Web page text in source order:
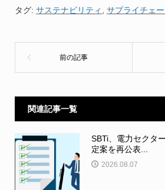
タグ: サステナビリティ サプライチェ
関連記事一覧
SBTi、電力セクタ
定案を再公表...
2026.08.07